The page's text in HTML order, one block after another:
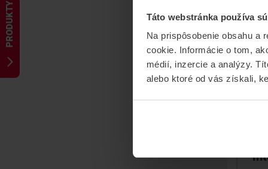
Táto webstránka používa
Na prispôsobenie obsahu a
cookie. Informácie o tom,
médií, inzercie a analýzy.
alebo ktoré od vás získali,
PRODUKTY